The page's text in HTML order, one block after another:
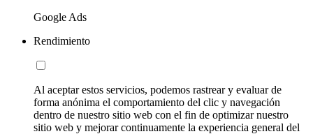
Google Ads
Rendimiento
Al aceptar estos servicios, podemos rastrear y evaluar de
forma anónima el comportamiento del clic y navegación
dentro de nuestro sitio web con el fin de optimizar nuestro
sitio web y mejorar continuamente la experiencia general del